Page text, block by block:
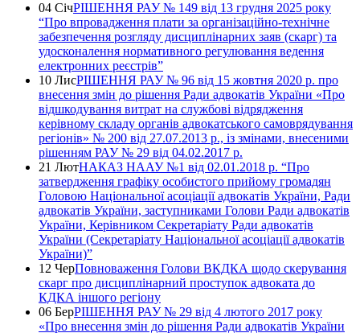
04 СічРІШЕННЯ РАУ № 149 від 13 грудня 2025 року
“Про впровадження плати за організаційно-технічне
забезпечення розгляду дисциплінарних заяв (скарг) та
удосконалення нормативного регулювання ведення
електронних реєстрів”
10 ЛисРІШЕННЯ РАУ № 96 від 15 жовтня 2020 р. про
внесення змін до рішення Ради адвокатів України «Про
відшкодування витрат на службові відрядження
керівному складу органів адвокатського самоврядування
регіонів» № 200 від 27.07.2013 р., із змінами, внесеними
рішенням РАУ № 29 від 04.02.2017 р.
21 ЛютНАКАЗ НААУ №1 від 02.01.2018 р. “Про
затвердження графіку особистого прийому громадян
Головою Національної асоціації адвокатів України, Ради
адвокатів України, заступниками Голови Ради адвокатів
України, Керівником Секретаріату Ради адвокатів
України (Секретаріату Національної асоціації адвокатів
України)”
12 ЧерПовноваження Голови ВКДКА щодо скерування
скарг про дисциплінарний проступок адвоката до
КДКА іншого регіону
06 БерРІШЕННЯ РАУ № 29 від 4 лютого 2017 року
«Про внесення змін до рішення Ради адвокатів України